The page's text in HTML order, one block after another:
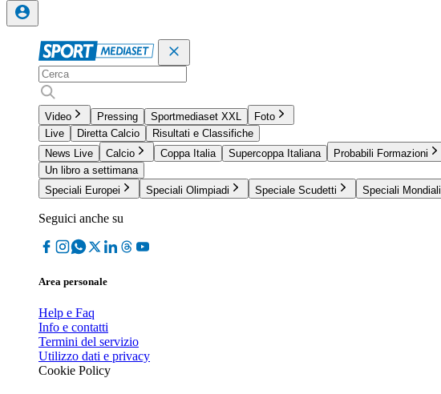
Video Pressing Sportmediaset XXL
Foto
Live
Diretta Calcio
Risultati e Classifiche
News Live
Calcio Coppa Italia Supercoppa Italiana Probabili Formazioni
Un libro a settimana
Speciali Europei
Speciali Olimpiadi Speciale Scudetti Speciali Mondiali
Seguici anche su
Area personale
Help e Faq
Info e contatti
Termini del servizio
Utilizzo dati e privacy
Cookie Policy